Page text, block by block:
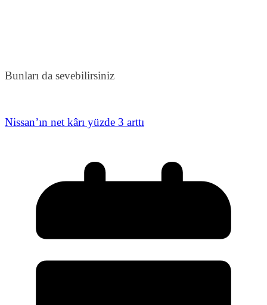
Bunları da sevebilirsiniz
Nissan’ın net kârı yüzde 3 arttı